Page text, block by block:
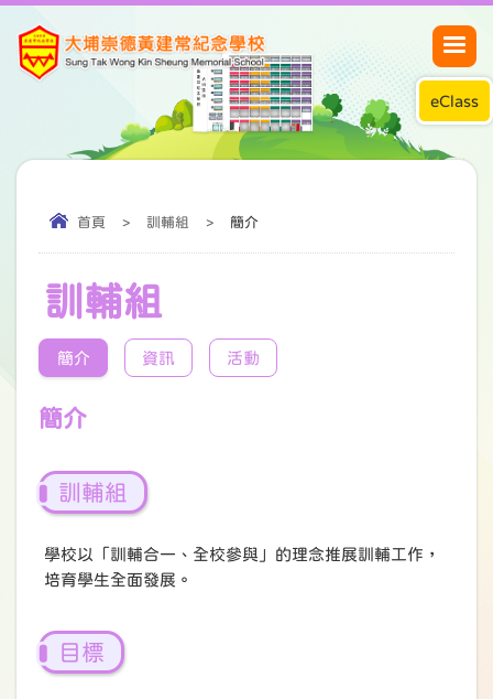
eClass
首頁 > 訓輔組 > 簡介
訓輔組
簡介 資訊 活動
簡介
訓輔組
學校以「訓輔合一、全校參與」的理念推展訓輔工作，
培育學生全面發展。
目標